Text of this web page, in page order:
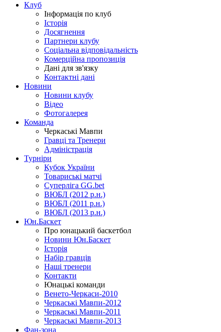
Клуб
Інформація по клуб
Історія
Досягнення
Партнери клубу
Соціальна відповідальність
Комерційна пропозиція
Дані для зв'язку
Контактні дані
Новини
Новини клубу
Відео
Фотогалерея
Команда
Черкаські Мавпи
Гравці та Тренери
Адміністрація
Турніри
Кубок України
Товариські матчі
Суперліга GG.bet
ВЮБЛ (2012 р.н.)
ВЮБЛ (2011 р.н.)
ВЮБЛ (2013 р.н.)
Юн.Баскет
Про юнацький баскетбол
Новини Юн.Баскет
Історія
Набір гравців
Наші тренери
Контакти
Юнацькі команди
Венето-Черкаси-2010
Черкаські Мавпи-2012
Черкаські Мавпи-2011
Черкаські Мавпи-2013
Фан-зона